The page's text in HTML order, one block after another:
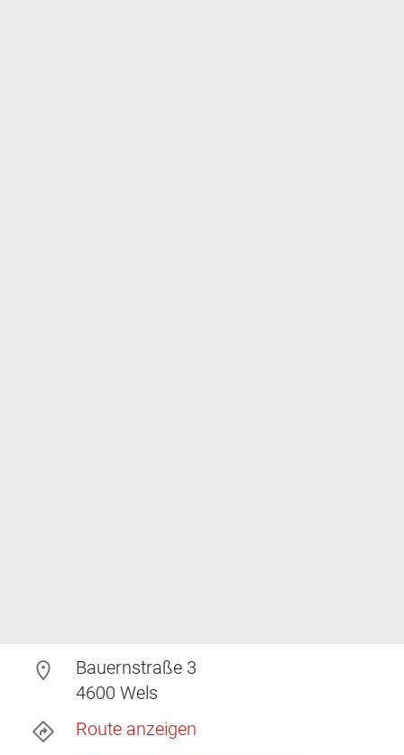
Bauernstraße 3
4600 Wels
Route anzeigen